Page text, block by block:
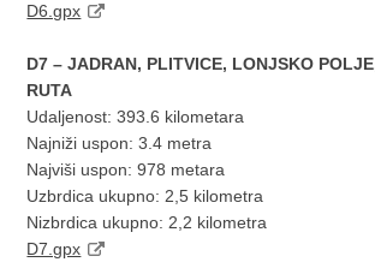
D6.gpx
D7 – JADRAN, PLITVICE, LONJSKO
RUTA
Udaljenost: 393.6 kilometara
Najniži uspon: 3.4 metra
Najviši uspon: 978 metara
Uzbrdica ukupno: 2,5 kilometra
Nizbrdica ukupno: 2,2 kilometra
D7.gpx